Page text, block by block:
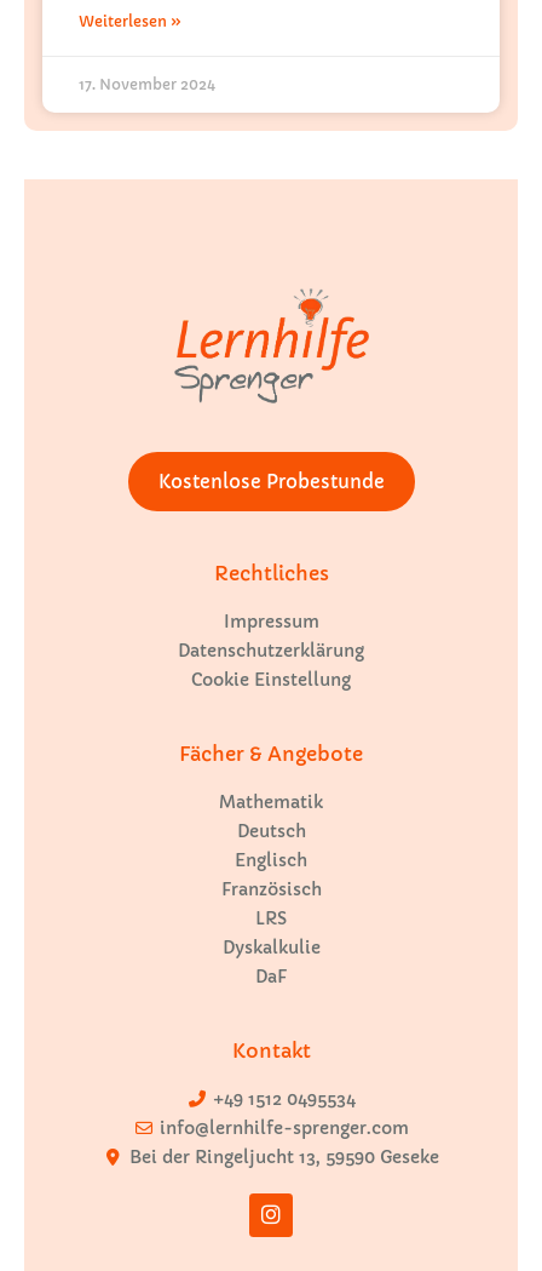
Weiterlesen »
17. November 2024
Kostenlose Probestunde
Rechtliches
Impressum
Datenschutzerklärung
Cookie Einstellung
Fächer & Angebote
Mathematik
Deutsch
Englisch
Französisch
LRS
Dyskalkulie
DaF
Kontakt
+49 1512 0495534
info@lernhilfe-sprenger.com
Bei der Ringeljucht 13, 59590 Geseke